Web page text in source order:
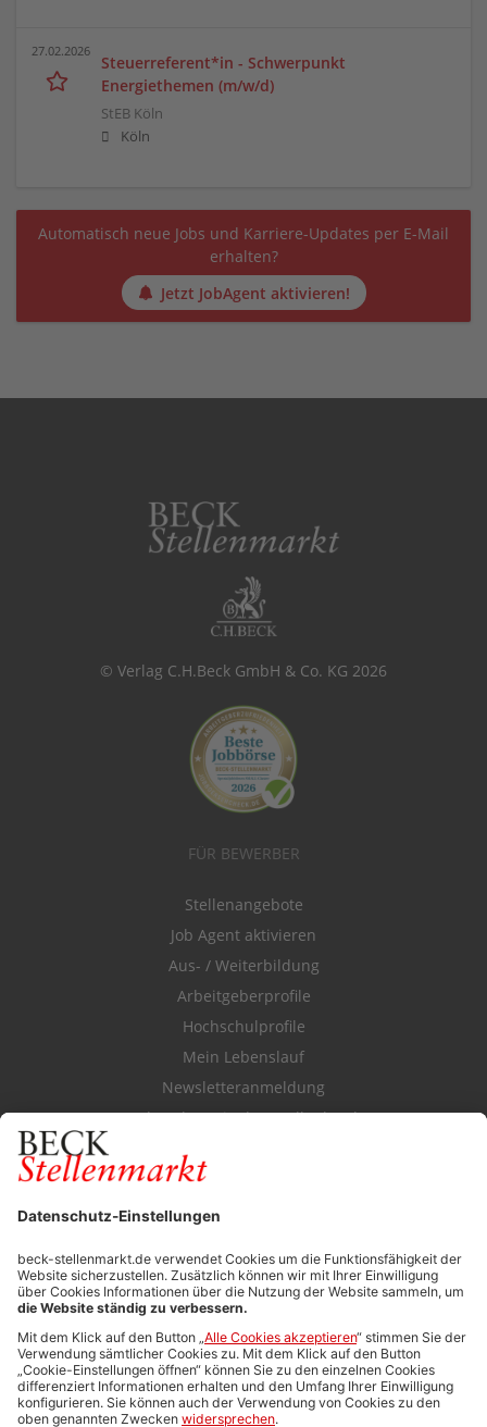
27.02.2026
Steuerreferent*in - Schwerpunkt
Energiethemen (m/w/d)
StEB Köln
Köln
Automatisch neue Jobs und Karriere-Updates per E-Mail
erhalten?
Jetzt JobAgent aktivieren!
© Verlag C.H.Beck GmbH & Co. KG 2026
FÜR BEWERBER
Stellenangebote
Job Agent aktivieren
Aus- / Weiterbildung
Arbeitgeberprofile
Hochschulprofile
Mein Lebenslauf
Newsletteranmeldung
Durchsuchen Sie den Stellenkatalog
FÜR ARBEITGEBER
Stellenmarktpreise
Anzeigen-AGB
Media-Daten
Newsletteranmeldung
Produktübersicht
ALLGEMEIN